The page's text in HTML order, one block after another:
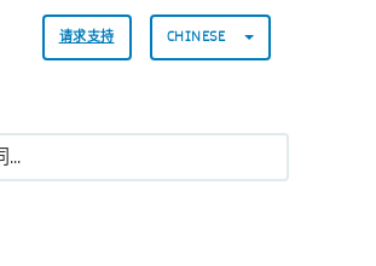
请求支持 CHINESE